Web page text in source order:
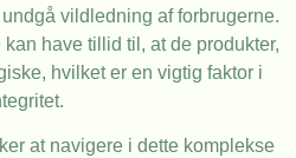
vildledning af forbrugerne.
have tillid til, at de produkter,
hvilket er en vigtig faktor i
at navigere i dette komplekse